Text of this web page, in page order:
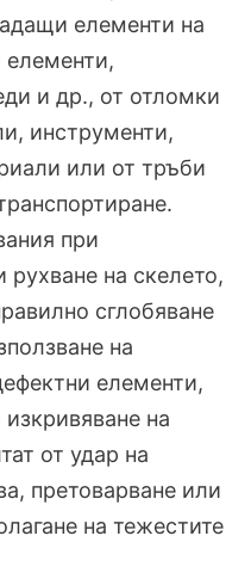
елементи на
елементи,
и др., от отломки
инструменти,
или от тръби
при
на скелето,
сглобяване
на
елементи,
на
от удар на
претоварване или
на тежестите